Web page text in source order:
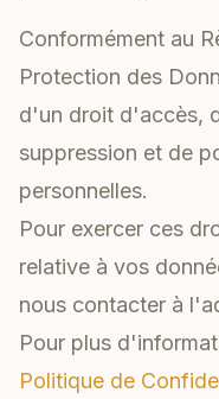
Conformément au
Protection des
d'un droit d'accès,
suppression et de
personnelles.
Pour exercer ces
relative à vos
nous contacter à
Pour plus
Politique de